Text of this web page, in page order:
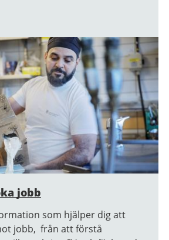
jobb
som hjälper dig att
jobb, från att förstå